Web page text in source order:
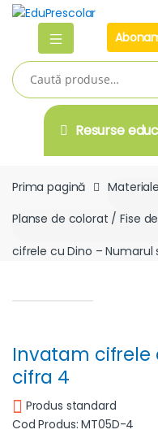
Skip
navigation
Skip
Caută
după:
Resurse
Prima pagină
Planse de colorat / Fise
cifrele cu Dino – Numarul
Invatam cifrele
cifra 4
Produs standard
Cod Produs: MT05D-4